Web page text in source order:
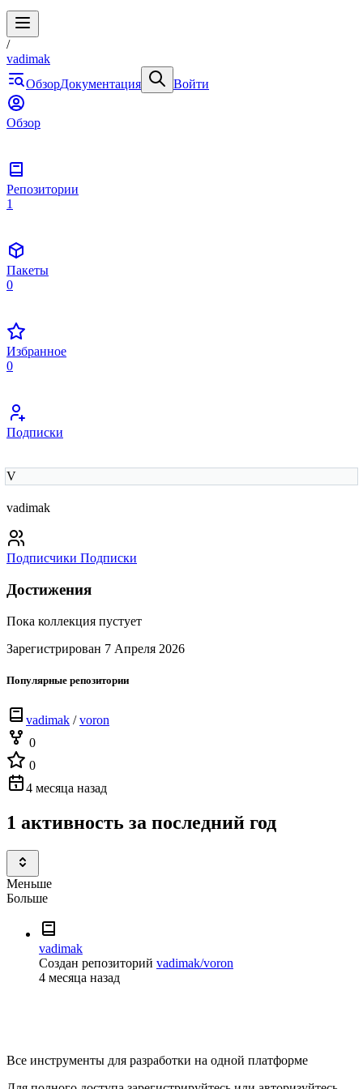
/
vadimak
ОбзорДокументация Войти
Обзор
Репозитории
1
Пакеты
0
Избранное
0
Подписки
V
vadimak
Подписчики Подписки
Достижения
Пока коллекция пустует
Зарегистрирован 7 Апреля 2026
Популярные репозитории
vadimak /voron
0
0
4 месяца назад
1 активность за последний год
Меньше
Больше
vadimak
Создан репозиторий vadimak/voron
4 месяца назад
Все инструменты для разработки на одной платформе